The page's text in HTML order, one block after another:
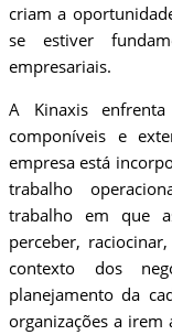
criam a
se estiver
empresariais.
A Kinaxis
componíveis e
empresa está
trabalho
trabalho em que
perceber,
contexto dos
planejamento da
organizações a